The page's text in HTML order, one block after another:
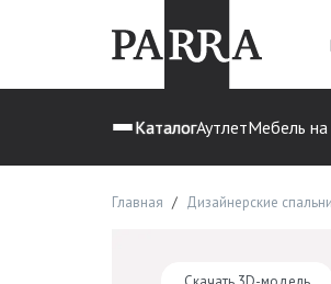
КаталогАутлетМебель на
Главная Дизайнерские